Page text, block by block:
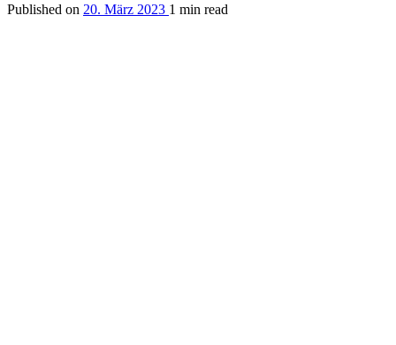
Published on 20. März 2023 1 min read